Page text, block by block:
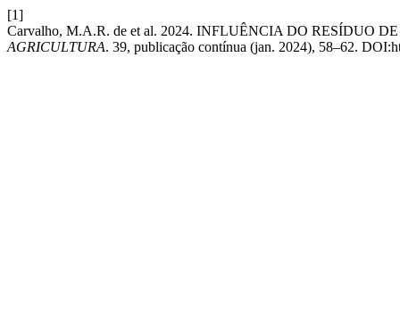
[1]
Carvalho, M.A.R. de et al. 2024. INFLUÊNCIA DO RESÍDUO
AGRICULTURA. 39, publicação contínua (jan. 2024), 58–62.